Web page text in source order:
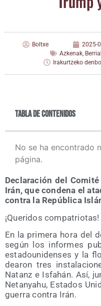
Boltxe 2025-
Azkenak,
Irakurtzeko
Tabla de contenidos
No se ha encontrado
página.
Decla­ra­ción del
Irán, que con­de­na el
con­tra la Repú­bli­ca
¡Que­ri­dos compatriotas!
En la pri­me­ra hora del
según los infor­mes
esta­dou­ni­den­ses y la
dea­ron tres
Natanz e Isfahán. Así,
Netan­yahu, Esta­dos
gue­rra con­tra Irán.